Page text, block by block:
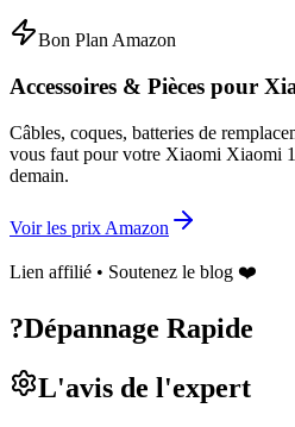
Bon Plan Amazon
Accessoires & Pièces pour
Câbles, coques, batteries de
vous faut pour votre Xiaomi Xiaomi
demain.
Voir les prix Amazon
Lien affilié • Soutenez le blog ❤️
?Dépannage Rapide
L'avis de l'expert